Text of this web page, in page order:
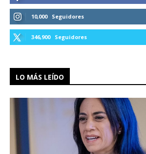
10,000 Seguidores
346,900 Seguidores
LO MÁS LEÍDO